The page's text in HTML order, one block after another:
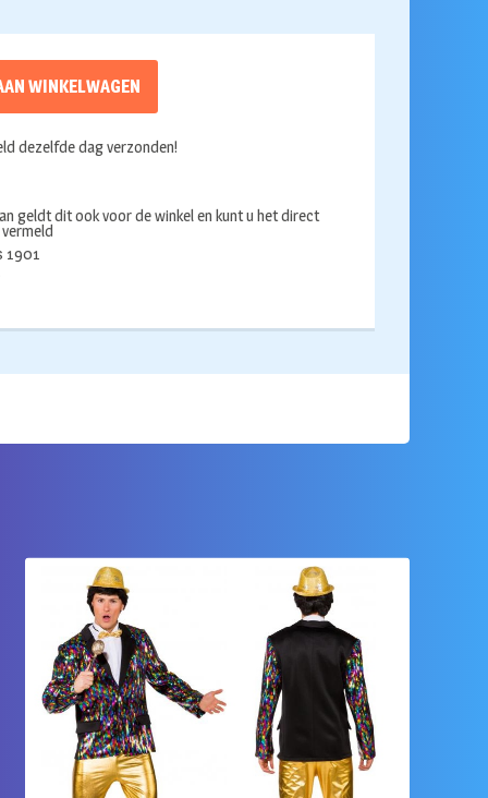
WINKELWAGEN
dezelfde dag verzonden!
geldt dit ook voor de winkel en kunt u het direct
1901